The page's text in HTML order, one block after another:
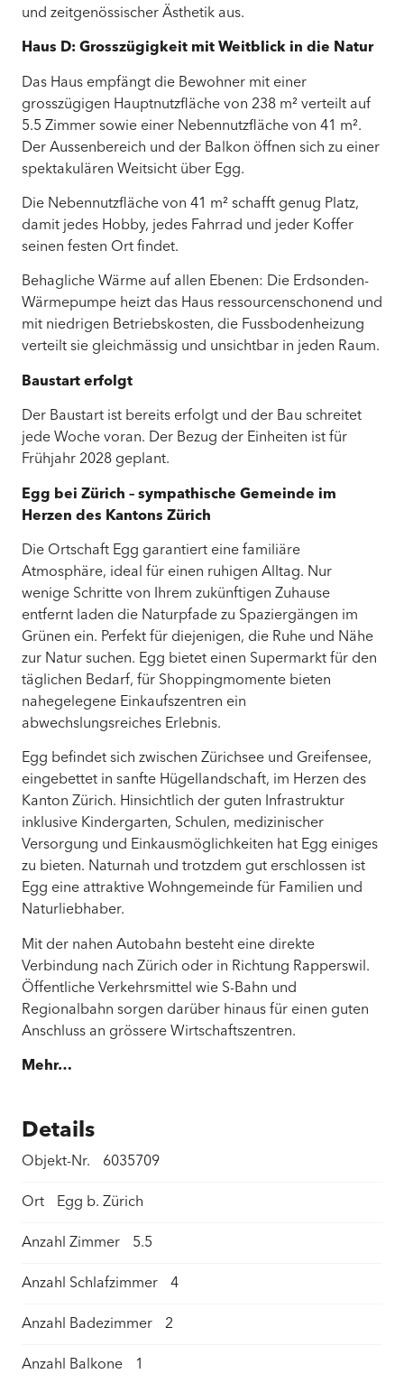
und zeitgenössischer Ästhetik aus.
Haus D: Grosszügigkeit mit Weitblick in die Natur
Das Haus empfängt die Bewohner mit einer
grosszügigen Hauptnutzfläche von 238 m² verteilt auf
5.5 Zimmer sowie einer Nebennutzfläche von 41 m².
Der Aussenbereich und der Balkon öffnen sich zu einer
spektakulären Weitsicht über Egg.
Die Nebennutzfläche von 41 m² schafft genug Platz,
damit jedes Hobby, jedes Fahrrad und jeder Koffer
seinen festen Ort findet.
Behagliche Wärme auf allen Ebenen: Die Erdsonden-
Wärmepumpe heizt das Haus ressourcenschonend und
mit niedrigen Betriebskosten, die Fussbodenheizung
verteilt sie gleichmässig und unsichtbar in jeden Raum.
Baustart erfolgt
Der Baustart ist bereits erfolgt und der Bau schreitet
jede Woche voran. Der Bezug der Einheiten ist für
Frühjahr 2028 geplant.
Egg bei Zürich – sympathische Gemeinde im
Herzen des Kantons Zürich
Die Ortschaft Egg garantiert eine familiäre
Atmosphäre, ideal für einen ruhigen Alltag. Nur
wenige Schritte von Ihrem zukünftigen Zuhause
entfernt laden die Naturpfade zu Spaziergängen im
Grünen ein. Perfekt für diejenigen, die Ruhe und Nähe
zur Natur suchen. Egg bietet einen Supermarkt für den
täglichen Bedarf, für Shoppingmomente bieten
nahegelegene Einkaufszentren ein
abwechslungsreiches Erlebnis.
Egg befindet sich zwischen Zürichsee und Greifensee,
eingebettet in sanfte Hügellandschaft, im Herzen des
Kanton Zürich. Hinsichtlich der guten Infrastruktur
inklusive Kindergarten, Schulen, medizinischer
Versorgung und Einkausmöglichkeiten hat Egg einiges
zu bieten. Naturnah und trotzdem gut erschlossen ist
Egg eine attraktive Wohngemeinde für Familien und
Naturliebhaber.
Mit der nahen Autobahn besteht eine direkte
Verbindung nach Zürich oder in Richtung Rapperswil.
Öffentliche Verkehrsmittel wie S-Bahn und
Regionalbahn sorgen darüber hinaus für einen guten
Anschluss an grössere Wirtschaftszentren.
Mehr…
Details
Objekt-Nr. 6035709
Ort Egg b. Zürich
Anzahl Zimmer 5.5
Anzahl Schlafzimmer 4
Anzahl Badezimmer 2
Anzahl Balkone 1